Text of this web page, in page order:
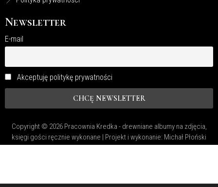
Newsletter
E-mail
Akceptuję politykę prywatności
Copyright © 2026 Pracownia Kredka - drewniane albumy na zdjęcia,
księgi gości ręcznie wykonane | Projekt i wykonanie: Michał Płoński